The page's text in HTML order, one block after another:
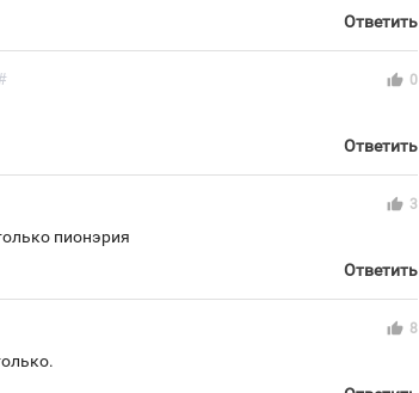
Ответить
thumb_up 0
Ответить
thumb_up 3
пионэрия
Ответить
thumb_up 8